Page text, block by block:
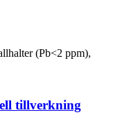
(Pb<2 ppm),
tillverkning